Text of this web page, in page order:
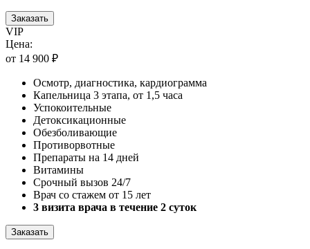
Заказать
VIP
Цена:
от 14 900 ₽
Осмотр, диагностика, кардиограмма
Капельница 3 этапа, от 1,5 часа
Успокоительные
Детоксикационные
Обезболивающие
Противорвотные
Препараты на 14 дней
Витамины
Срочный вызов 24/7
Врач со стажем от 15 лет
3 визита врача в течение 2 суток
Заказать